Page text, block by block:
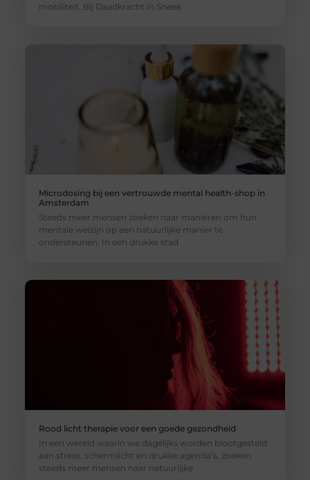
mobiliteit. Bij Daadkracht in Sneek
Microdosing bij een vertrouwde mental health-shop in
Amsterdam
Steeds meer mensen zoeken naar manieren om hun
mentale welzijn op een natuurlijke manier te
ondersteunen. In een drukke stad
Rood licht therapie voor een goede gezondheid
In een wereld waarin we dagelijks worden blootgesteld
aan stress, schermlicht en drukke agenda’s, zoeken
steeds meer mensen naar natuurlijke